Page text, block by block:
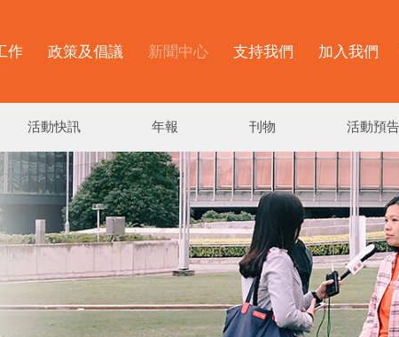
作 政策及倡議 新聞中心 支持我們 加入我們
活動快訊 年報 刊物 活動預